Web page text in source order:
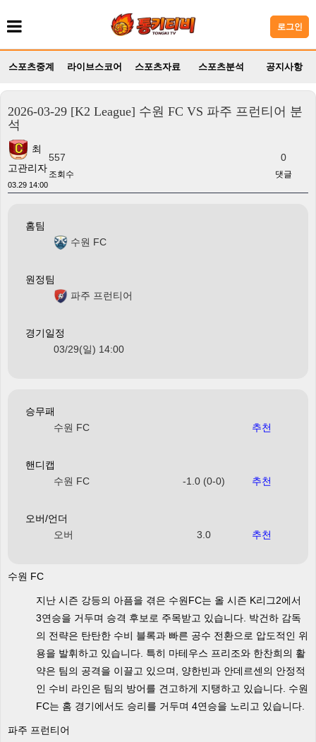
로그인
스포츠중계 라이브스코어 스포츠자료 스포츠분석 공지사항
2026-03-29 [K2 League] 수원 FC VS 파주 프런티어 분
석
최
고관리자
03.29 14:00
557
조회수
0
댓글
홈팀
수원 FC
원정팀
파주 프런티어
경기일정
03/29(일) 14:00
승무패
수원 FC
추천
핸디캡
수원 FC
-1.0 (0-0) 추천
오버/언더
오버
3.0 추천
수원 FC
지난 시즌 강등의 아픔을 겪은 수원FC는 올 시즌 K리그2에서
3연승을 거두며 승격 후보로 주목받고 있습니다. 박건하 감독
의 전략은 탄탄한 수비 블록과 빠른 공수 전환으로 압도적인 위
용을 발휘하고 있습니다. 특히 마테우스 프리조와 한찬희의 활
약은 팀의 공격을 이끌고 있으며, 양한빈과 안데르센의 안정적
인 수비 라인은 팀의 방어를 견고하게 지탱하고 있습니다. 수원
FC는 홈 경기에서도 승리를 거두며 4연승을 노리고 있습니다.
파주 프런티어